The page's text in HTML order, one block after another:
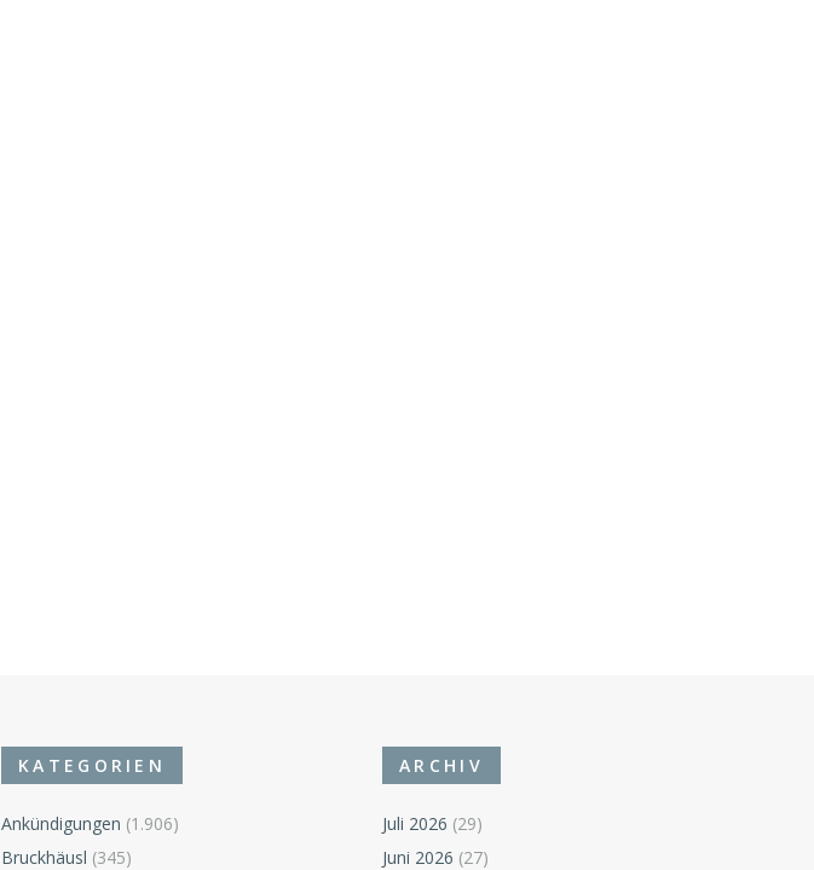
KATEGORIEN
Ankündigungen (1.906)
Bruckhäusl (345)
ARCHIV
Juli 2026 (29)
Juni 2026 (27)